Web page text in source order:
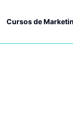
Cursos de